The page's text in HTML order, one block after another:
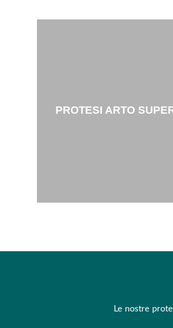
PROTESI ARTO
Le nostre